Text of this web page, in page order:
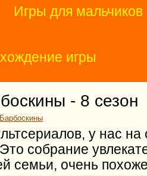
Игры для мальчиков
игры
- 8 сезон
у нас на
собрание
семьи, очень